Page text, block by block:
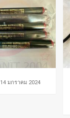
่14 มกราคม 2024